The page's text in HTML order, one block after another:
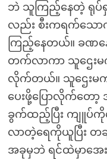
ဘဲ သူကြည့်နေတဲ့ ရု
လည်း စီးကရက်သော
ကြည့်နေတယ်။ ခဏန
တက်လာကာ သူဌေး
လိုက်တယ်။ သူဌေးမ
ပေးဖို့ပြောလိုက်တေ
ခွက်ထည့်ပြီး ကျူပ်ကို
လာတဲ့ရေကိုယူပြီး
အခုမှဘဲ ရင်ထဲမှာအေး